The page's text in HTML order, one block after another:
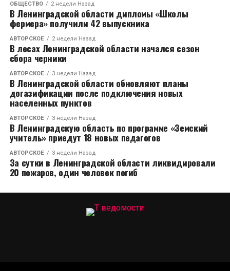
ОБЩЕСТВО 2 недели Назад
В Ленинградской области дипломы «Школы
фермера» получили 42 выпускника
АВТОРСКОЕ 2 недели Назад
В лесах Ленинградской области начался сезон
сбора черники
АВТОРСКОЕ 3 недели Назад
В Ленинградской области обновляют планы
догазификации после подключения новых
населенных пунктов
АВТОРСКОЕ 3 недели Назад
В Ленинградскую область по программе «Земский
учитель» приедут 18 новых педагогов
АВТОРСКОЕ 3 недели Назад
За сутки в Ленинградской области ликвидировали
20 пожаров, один человек погиб